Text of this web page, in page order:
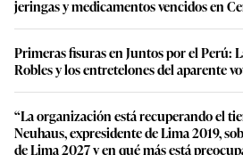
jeringas y medicamentos vencidos en
Primeras fisuras en Juntos por el Perú:
Robles y los entretelones del aparente
“La organización está recuperando el
Neuhaus, expresidente de Lima 2019,
de Lima 2027 y en qué más está